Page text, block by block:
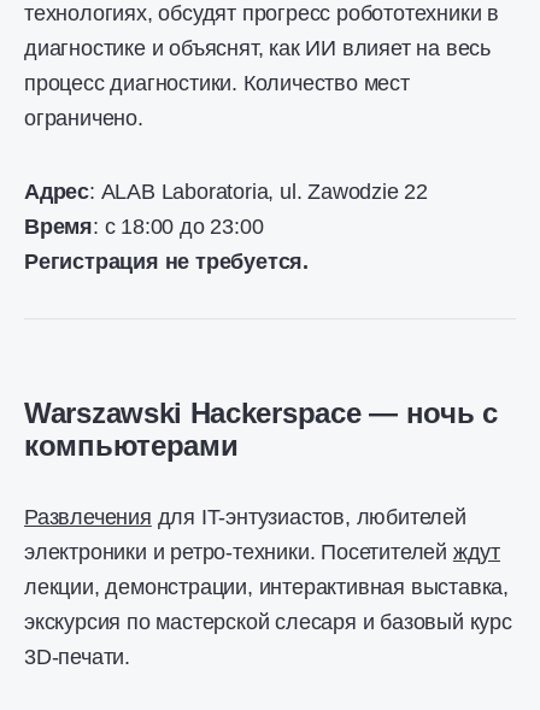
технологиях, обсудят прогресс робототехники в
диагностике и объяснят, как ИИ влияет на весь
процесс диагностики. Количество мест
ограничено.
Адрес: ALAB Laboratoria, ul. Zawodzie 22
Время: с 18:00 до 23:00
Регистрация не требуется.
Warszawski Hackerspace — ночь с
компьютерами
Развлечения для IT-энтузиастов, любителей
электроники и ретро-техники. Посетителей ждут
лекции, демонстрации, интерактивная выставка,
экскурсия по мастерской слесаря ​​и базовый курс
3D-печати. ​​